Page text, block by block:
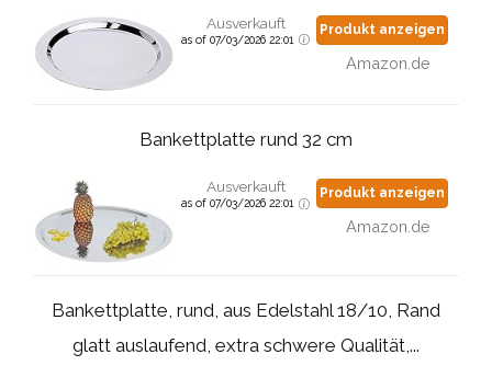
Ausverkauft
as of 07/03/2026 22:01
Produkt anzeigen
Amazon.de
Bankettplatte rund 32 cm
Ausverkauft
as of 07/03/2026 22:01
Produkt anzeigen
Amazon.de
Bankettplatte, rund, aus Edelstahl 18/10, Rand
glatt auslaufend, extra schwere Qualität,...